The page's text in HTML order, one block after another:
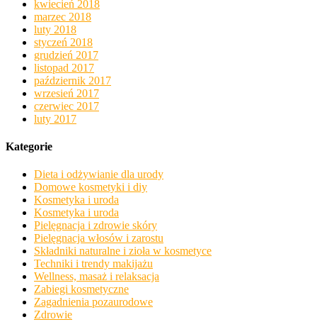
kwiecień 2018
marzec 2018
luty 2018
styczeń 2018
grudzień 2017
listopad 2017
październik 2017
wrzesień 2017
czerwiec 2017
luty 2017
Kategorie
Dieta i odżywianie dla urody
Domowe kosmetyki i diy
Kosmetyka i uroda
Kosmetyka i uroda
Pielęgnacja i zdrowie skóry
Pielęgnacja włosów i zarostu
Składniki naturalne i zioła w kosmetyce
Techniki i trendy makijażu
Wellness, masaż i relaksacja
Zabiegi kosmetyczne
Zagadnienia pozaurodowe
Zdrowie